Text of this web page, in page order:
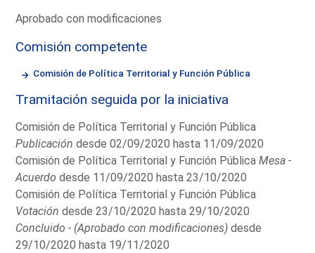
Aprobado con modificaciones
Comisión competente
Comisión de Política Territorial y Función Pública
Tramitación seguida por la iniciativa
Comisión de Política Territorial y Función Pública
Publicación desde 02/09/2020 hasta 11/09/2020
Comisión de Política Territorial y Función PúblicaMesa -
Acuerdo desde 11/09/2020 hasta 23/10/2020
Comisión de Política Territorial y Función Pública
Votación desde 23/10/2020 hasta 29/10/2020
Concluido - (Aprobado con modificaciones) desde
29/10/2020 hasta 19/11/2020